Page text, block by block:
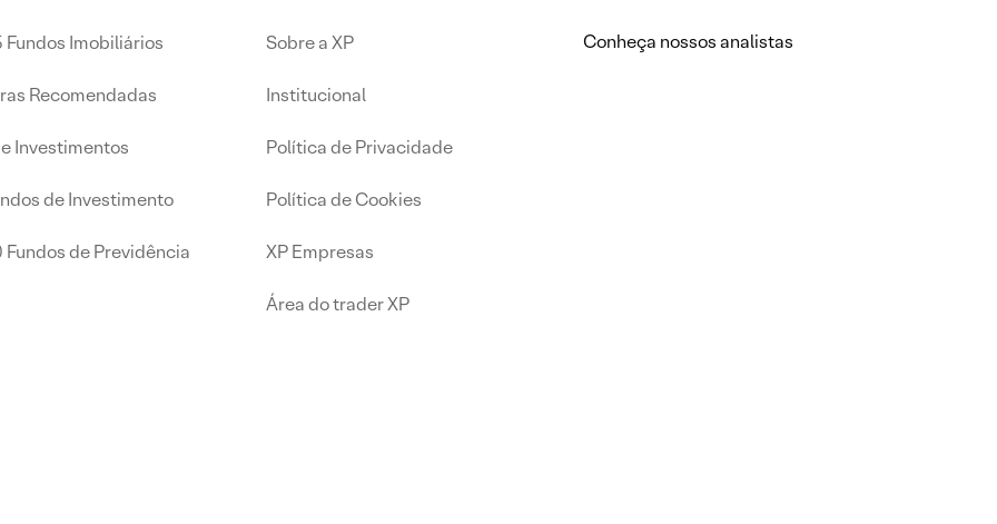
Fundos Imobiliários
Recomendadas
Investimentos
de Investimento
Fundos de Previdência
Sobre a XP
Institucional
Política de Privacidade
Política de Cookies
XP Empresas
Área do trader XP
Conheça nossos analistas